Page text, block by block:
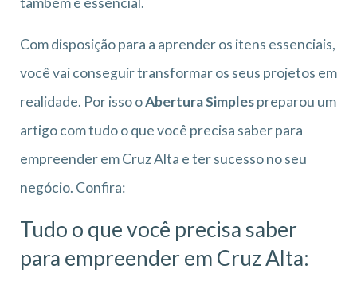
Com disposição para a aprender os itens essenciais,
você vai conseguir transformar os seus projetos em
realidade. Por isso oAbertura Simplespreparou um
artigo com tudo o que você precisa saber para
empreender em Cruz Alta e ter sucesso no seu
negócio. Confira:
Tudo o que você precisa saber
para empreender em Cruz Alta: